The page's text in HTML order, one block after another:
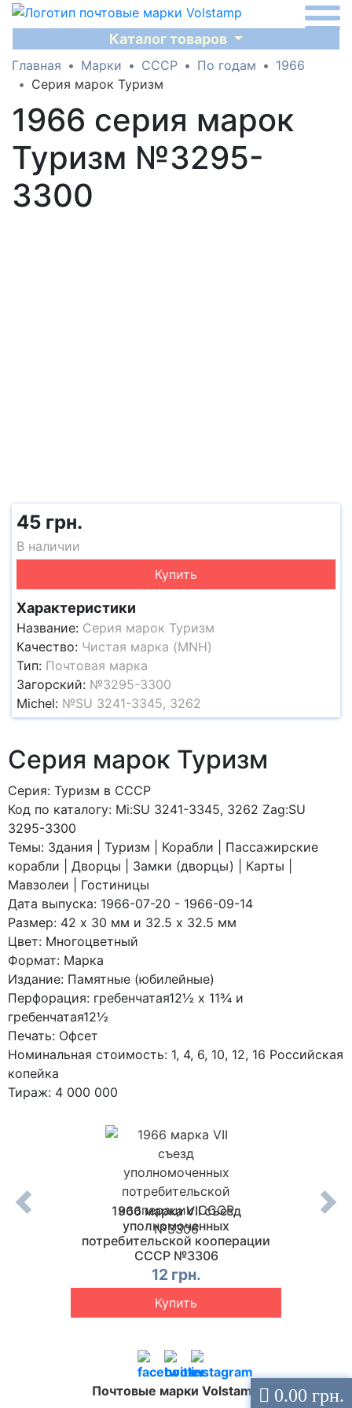
0.00 грн.
Каталог товаров
Главная Марки СССР По годам
1966
Серия марок Туризм
1966 серия марок
Туризм №3295-
3300
45 грн.
В наличии
Купить
Характеристики
Название: Серия марок Туризм
Качество: Чистая марка (MNH)
Тип: Почтовая марка
Загорский: №3295-3300
Michel: №SU 3241-3345, 3262
Серия марок Туризм
Серия: Туризм в СССР
Код по каталогy: Mi:SU 3241-3345, 3262 Zag:SU
3295-3300
Темы: Здания | Туризм | Корабли | Пассажирские
корабли | Дворцы | Замки (дворцы) | Карты |
Мавзолеи | Гостиницы
Дата выпуска: 1966-07-20 - 1966-09-14
Размер: 42 x 30 мм и 32.5 x 32.5 мм
Цвет: Многоцветный
Формат: Марка
Издание: Памятные (юбилейные)
Перфорация: гребенчатая12½ x 11¾ и
гребенчатая12½
Печать: Офсет
Номинальная стоимость: 1, 4, 6, 10, 12, 16 Российская
копейка
Тираж: 4 000 000
1966 марка VII съезд
уполномоченных
потребительской кооперации
СССР №3306
12 грн.
Купить
Почтовые марки Volstamp